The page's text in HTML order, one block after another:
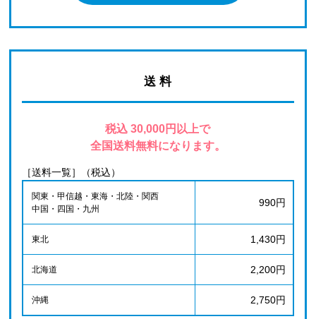
送 料
税込 30,000円以上で
全国送料無料になります。
［送料一覧］（税込）
関東・甲信越・東海・北陸・関西
中国・四国・九州
990円
東北 1,430円
北海道 2,200円
沖縄 2,750円